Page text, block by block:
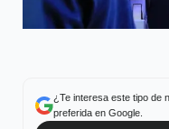
¿Te interesa este tipo de
preferida en Google.